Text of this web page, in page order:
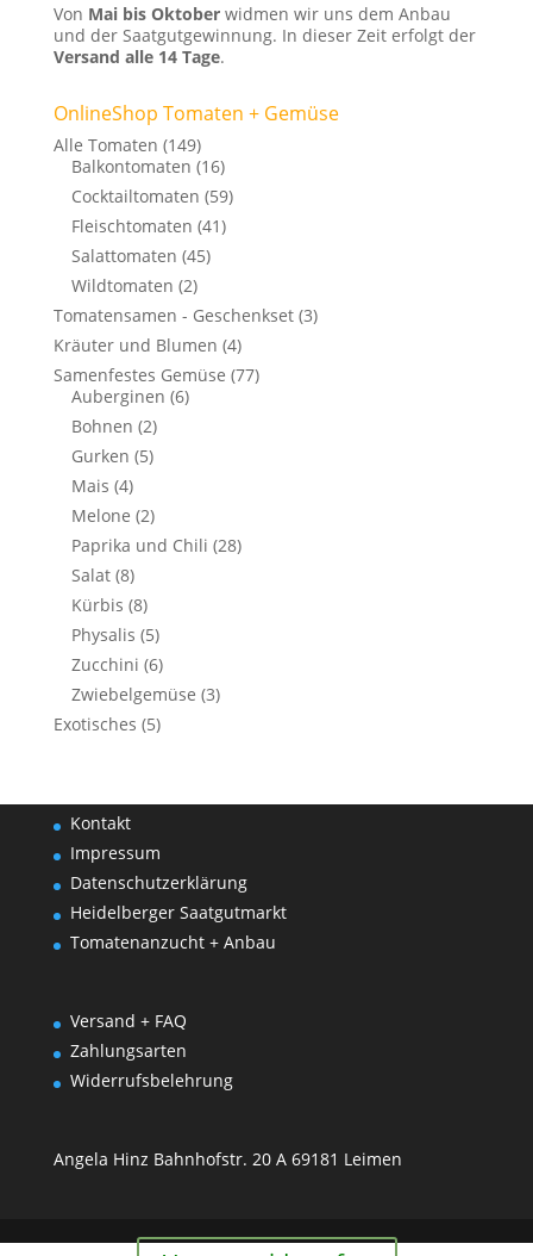
Von Mai bis Oktoberwidmen wir uns dem Anbau
und der Saatgutgewinnung. In dieser Zeit erfolgt der
Versand alle 14 Tage.
OnlineShop Tomaten + Gemüse
Alle Tomaten (149)
Balkontomaten (16)
Cocktailtomaten (59)
Fleischtomaten (41)
Salattomaten (45)
Wildtomaten (2)
Tomatensamen - Geschenkset (3)
Kräuter und Blumen (4)
Samenfestes Gemüse (77)
Auberginen (6)
Bohnen (2)
Gurken (5)
Mais (4)
Melone (2)
Paprika und Chili (28)
Salat (8)
Kürbis (8)
Physalis (5)
Zucchini (6)
Zwiebelgemüse (3)
Exotisches (5)
Kontakt
Impressum
Datenschutzerklärung
Heidelberger Saatgutmarkt
Tomatenanzucht + Anbau
Versand + FAQ
Zahlungsarten
Widerrufsbelehrung
Angela Hinz Bahnhofstr. 20 A 69181 Leimen